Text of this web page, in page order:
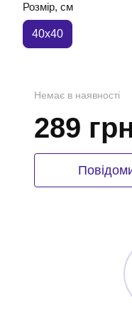
Розмір, см
40x40
Немає в наявності
289